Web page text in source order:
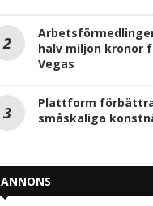
halv miljon kronor
Vegas
Plattform
småskaliga
ANNONS